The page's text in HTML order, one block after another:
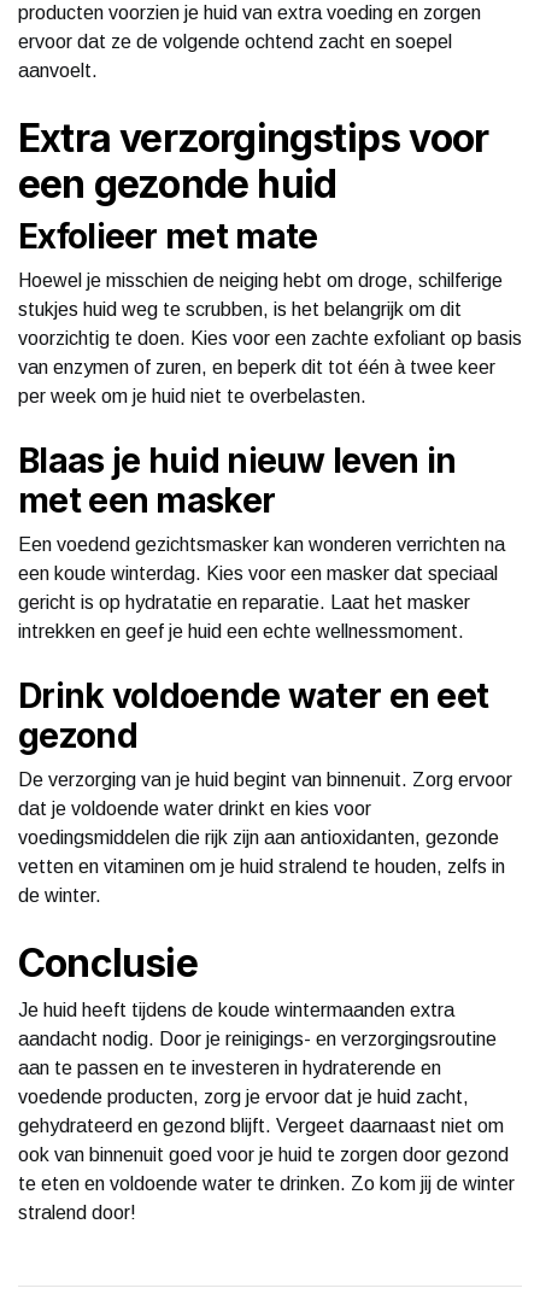
producten voorzien je huid van extra voeding en zorgen
ervoor dat ze de volgende ochtend zacht en soepel
aanvoelt.
Extra verzorgingstips voor
een gezonde huid
Exfolieer met mate
Hoewel je misschien de neiging hebt om droge, schilferige
stukjes huid weg te scrubben, is het belangrijk om dit
voorzichtig te doen. Kies voor een zachte exfoliant op basis
van enzymen of zuren, en beperk dit tot één à twee keer
per week om je huid niet te overbelasten.
Blaas je huid nieuw leven in
met een masker
Een voedend gezichtsmasker kan wonderen verrichten na
een koude winterdag. Kies voor een masker dat speciaal
gericht is op hydratatie en reparatie. Laat het masker
intrekken en geef je huid een echte wellnessmoment.
Drink voldoende water en eet
gezond
De verzorging van je huid begint van binnenuit. Zorg ervoor
dat je voldoende water drinkt en kies voor
voedingsmiddelen die rijk zijn aan antioxidanten, gezonde
vetten en vitaminen om je huid stralend te houden, zelfs in
de winter.
Conclusie
Je huid heeft tijdens de koude wintermaanden extra
aandacht nodig. Door je reinigings- en verzorgingsroutine
aan te passen en te investeren in hydraterende en
voedende producten, zorg je ervoor dat je huid zacht,
gehydrateerd en gezond blijft. Vergeet daarnaast niet om
ook van binnenuit goed voor je huid te zorgen door gezond
te eten en voldoende water te drinken. Zo kom jij de winter
stralend door!